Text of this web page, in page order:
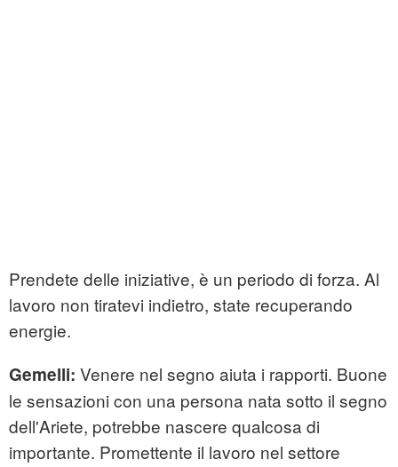
Prendete delle iniziative, è un periodo di forza. Al
lavoro non tiratevi indietro, state recuperando
energie.
Gemelli: Venere nel segno aiuta i rapporti. Buone
le sensazioni con una persona nata sotto il segno
dell'Ariete, potrebbe nascere qualcosa di
importante. Promettente il lavoro nel settore